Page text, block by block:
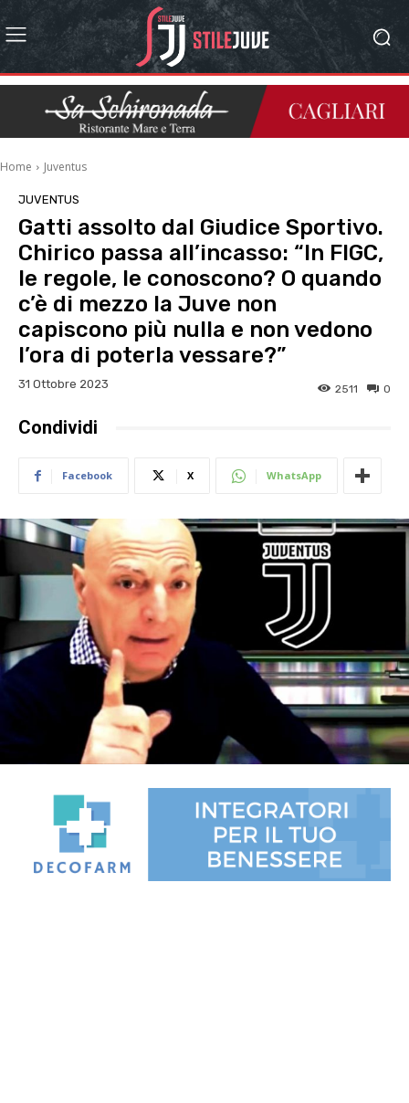
Home Juventus
JUVENTUS
Gatti assolto dal Giudice Sportivo.
Chirico passa all’incasso: “In FIGC,
le regole, le conoscono? O quando
c’è di mezzo la Juve non
capiscono più nulla e non vedono
l’ora di poterla vessare?”
31 Ottobre 2023 0
2511
Condividi
Facebook X WhatsApp